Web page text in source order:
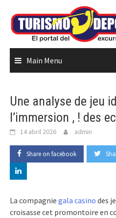
content
Main Menu
Une analyse de jeu
l’immersion , ! des
14 abril 2026 admin
Share on facebook
La compagnie gala casino des
croisasse cet promontoire en